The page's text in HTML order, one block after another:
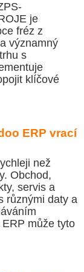
je
fréz z
významný
s
klíčové
ERP vrací
než
Obchod,
servis a
různými daty a
může tyto